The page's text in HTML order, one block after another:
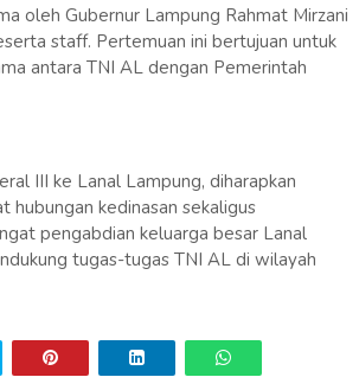
oleh Gubernur Lampung Rahmat Mirzani
staff. Pertemuan ini bertujuan untuk
antara TNI AL dengan Pemerintah
III ke Lanal Lampung, diharapkan
hubungan kedinasan sekaligus
pengabdian keluarga besar Lanal
tugas-tugas TNI AL di wilayah